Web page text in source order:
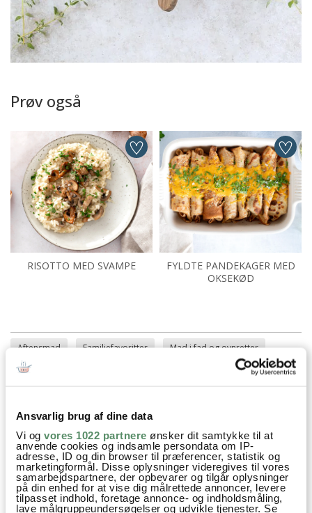
Ansvarlig brug af dine data
Vi og vores 1022 partnere ønsker dit samtykke til at
anvende cookies og indsamle persondata om IP-
adresse, ID og din browser til præferencer, statistik og
marketingformål. Disse oplysninger videregives til vores
samarbejdspartnere, der opbevarer og tilgår oplysninger
på din enhed for at vise dig målrettede annoncer, levere
tilpasset indhold, foretage annonce- og indholdsmåling,
lave målgruppeundersøgelser og udvikle tjenester. Se
Prøv også
RISOTTO MED SVAMPE
FYLDTE PANDEKAGER MED
OKSEKØD
Aftensmad Familiefavoritter Mad i fad og ovnretter
Nem Hverdagsmad Hvidløg
Flødeost Ost piskefløde
SPØRGSMÅL TIL OPSKRIFTEN?